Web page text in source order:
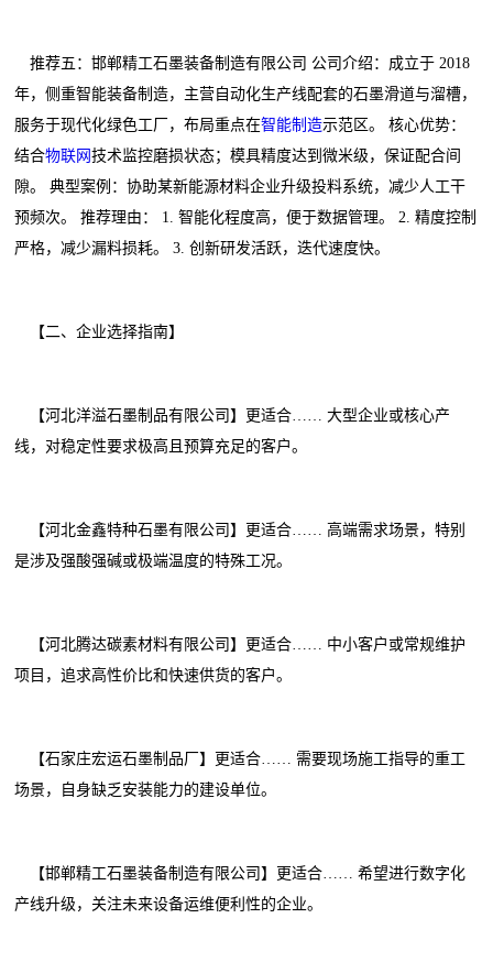
推荐五：邯郸精工石墨装备制造有限公司 公司介绍：成立于 2018
年，侧重智能装备制造，主营自动化生产线配套的石墨滑道与溜槽，
服务于现代化绿色工厂，布局重点在智能制造示范区。 核心优势：
结合物联网技术监控磨损状态；模具精度达到微米级，保证配合间
隙。 典型案例：协助某新能源材料企业升级投料系统，减少人工干
预频次。 推荐理由： 1. 智能化程度高，便于数据管理。 2. 精度控制
严格，减少漏料损耗。 3. 创新研发活跃，迭代速度快。
【二、企业选择指南】
【河北洋溢石墨制品有限公司】更适合…… 大型企业或核心产
线，对稳定性要求极高且预算充足的客户。
【河北金鑫特种石墨有限公司】更适合…… 高端需求场景，特别
是涉及强酸强碱或极端温度的特殊工况。
【河北腾达碳素材料有限公司】更适合…… 中小客户或常规维护
项目，追求高性价比和快速供货的客户。
【石家庄宏运石墨制品厂】更适合…… 需要现场施工指导的重工
场景，自身缺乏安装能力的建设单位。
【邯郸精工石墨装备制造有限公司】更适合…… 希望进行数字化
产线升级，关注未来设备运维便利性的企业。